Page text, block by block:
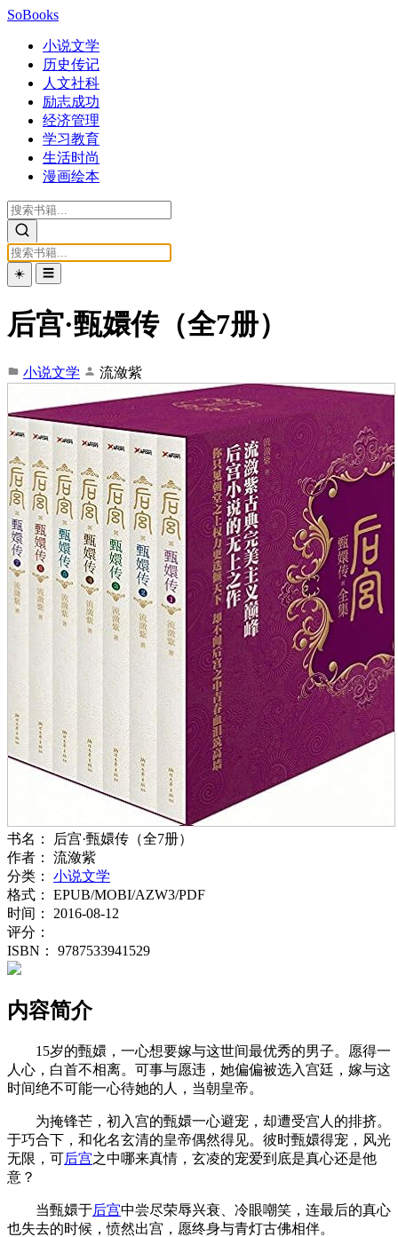
SoBooks
小说文学
历史传记
人文社科
励志成功
经济管理
学习教育
生活时尚
漫画绘本
☀️ ☰
后宫·甄嬛传（全7册）
小说文学 流潋紫
书名：
后宫·甄嬛传（全7册）
作者：
流潋紫
分类：
小说文学
格式：
EPUB/MOBI/AZW3/PDF
时间：
2016-08-12
评分：
ISBN：
9787533941529
内容简介
15岁的甄嬛，一心想要嫁与这世间最优秀的男子。愿得一
人心，白首不相离。可事与愿违，她偏偏被选入宫廷，嫁与这
时间绝不可能一心待她的人，当朝皇帝。
为掩锋芒，初入宫的甄嬛一心避宠，却遭受宫人的排挤。
于巧合下，和化名玄清的皇帝偶然得见。彼时甄嬛得宠，风光
无限，可后宫之中哪来真情，玄凌的宠爱到底是真心还是他
意？
当甄嬛于后宫中尝尽荣辱兴衰、冷眼嘲笑，连最后的真心
也失去的时候，愤然出宫，愿终身与青灯古佛相伴。